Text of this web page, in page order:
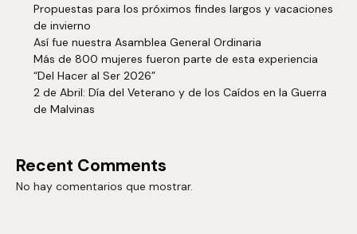
Propuestas para los próximos findes largos y vacaciones
de invierno
Así fue nuestra Asamblea General Ordinaria
Más de 800 mujeres fueron parte de esta experiencia
“Del Hacer al Ser 2026”
2 de Abril: Día del Veterano y de los Caídos en la Guerra
de Malvinas
Recent Comments
No hay comentarios que mostrar.